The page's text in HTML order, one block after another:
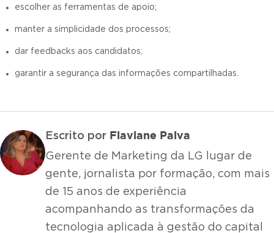
escolher as ferramentas de apoio;
manter a simplicidade dos processos;
dar feedbacks aos candidatos;
garantir a segurança das informações compartilhadas.
Escrito por Flaviane Paiva
Gerente de Marketing da LG lugar de
gente, jornalista por formação, com mais
de 15 anos de experiência
acompanhando as transformações da
tecnologia aplicada à gestão do capital